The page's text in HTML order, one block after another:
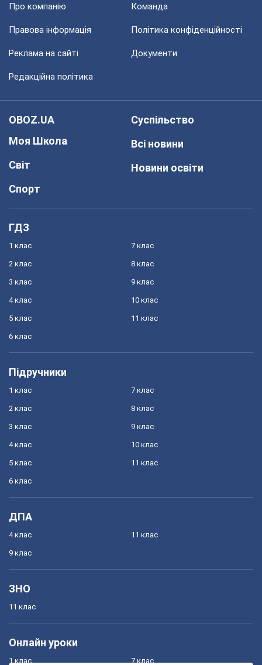
Про компанію Команда
Правова інформація Політика конфіденційності
Реклама на сайті Документи
Редакційна політика
OBOZ.UA
Моя Школа
Світ
Спорт
Суспільство
Всі новини
Новини освіти
ГДЗ
1 клас
2 клас
3 клас
4 клас
5 клас
6 клас
7 клас
8 клас
9 клас
10 клас
11 клас
Підручники
1 клас
2 клас
3 клас
4 клас
5 клас
6 клас
7 клас
8 клас
9 клас
10 клас
11 клас
ДПА
4 клас
9 клас
11 клас
ЗНО
11 клас
Онлайн уроки
1 клас 7 клас